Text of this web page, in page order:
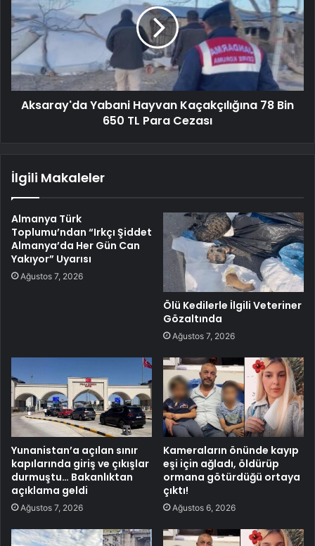
Aksaray'da Yabani Hayvan Kaçakçılığına 78 Bin
650 TL Para Cezası
İlgili Makaleler
Almanya Türk
Toplumu’ndan “Irkçı Şiddet
Almanya’da Her Gün Can
Yakıyor” Uyarısı
Ağustos 7, 2026
Ölü Kedilerle İlgili Veteriner
Gözaltında
Ağustos 7, 2026
Yunanistan’a açılan sınır
kapılarında giriş ve çıkışlar
durmuştu… Bakanlıktan
açıklama geldi
Ağustos 7, 2026
Kameraların önünde kayıp
eşi için ağladı, öldürüp
ormana götürdüğü ortaya
çıktı!
Ağustos 6, 2026